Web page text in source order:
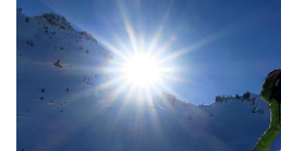
von
Kondition (Tourdauer):
von
bis
Suchbegriff: